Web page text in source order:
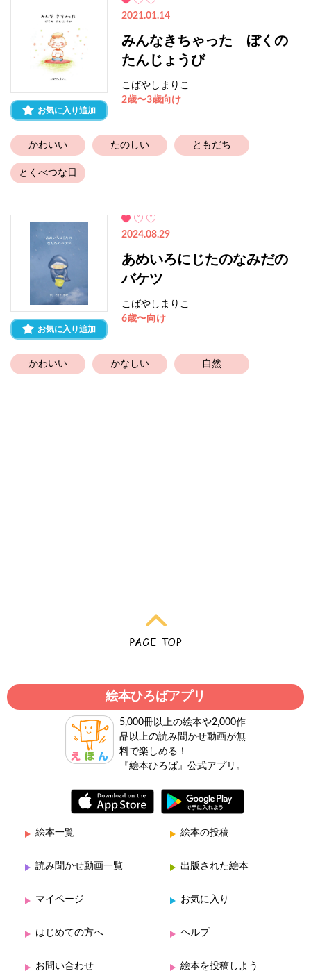
お気に入り追加
2021.01.14
みんなきちゃった ぼくの
たんじょうび
こばやしまりこ
2歳〜3歳向け
かわいい たのしい ともだち
とくべつな日
お気に入り追加
2024.08.29
あめいろにじたのなみだの
バケツ
こばやしまりこ
6歳〜向け
かわいい かなしい 自然
絵本ひろばアプリ
5,000冊以上の絵本や2,000作
品以上の読み聞かせ動画が無
料で楽しめる！
『絵本ひろば』公式アプリ。
絵本一覧 絵本の投稿
読み聞かせ動画一覧 出版された絵本
マイページ お気に入り
はじめての方へ ヘルプ
お問い合わせ 絵本を投稿しよう